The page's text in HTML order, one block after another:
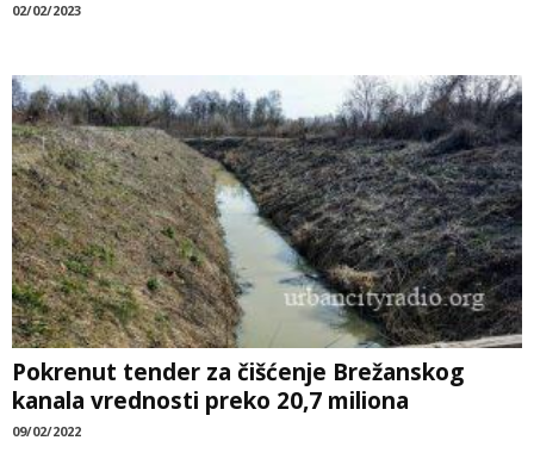
02/02/2023
Pokrenut tender za čišćenje Brežanskog
kanala vrednosti preko 20,7 miliona
09/02/2022